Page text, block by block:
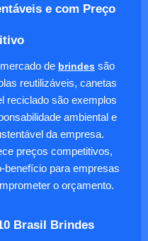
e com Preço
de brindes são
reutilizáveis, canetas
reciclado são exemplos
ambiental e
da empresa.
preços competitivos,
benefício para empresas
o orçamento.
Brasil Brindes